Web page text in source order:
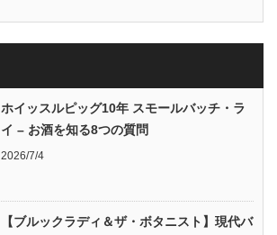
ホイッスルピッグ10年 スモールバッチ・ラ
イ – お酒を知る8つの質問
2026/7/4
【ブルックラディ＆ザ・ボタニスト】現代バ